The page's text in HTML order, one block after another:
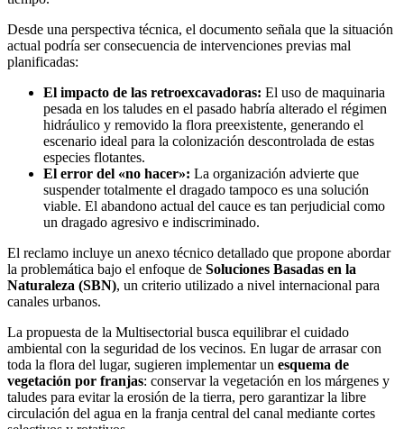
​Desde una perspectiva técnica, el documento señala que la situación
actual podría ser consecuencia de intervenciones previas mal
planificadas:
El impacto de las retroexcavadoras: El uso de maquinaria
pesada en los taludes en el pasado habría alterado el régimen
hidráulico y removido la flora preexistente, generando el
escenario ideal para la colonización descontrolada de estas
especies flotantes.
El error del «no hacer»: La organización advierte que
suspender totalmente el dragado tampoco es una solución
viable. El abandono actual del cauce es tan perjudicial como
un dragado agresivo e indiscriminado.
​El reclamo incluye un anexo técnico detallado que propone abordar
la problemática bajo el enfoque de Soluciones Basadas en la
Naturaleza (SBN), un criterio utilizado a nivel internacional para
canales urbanos.
​La propuesta de la Multisectorial busca equilibrar el cuidado
ambiental con la seguridad de los vecinos. En lugar de arrasar con
toda la flora del lugar, sugieren implementar un esquema de
vegetación por franjas: conservar la vegetación en los márgenes y
taludes para evitar la erosión de la tierra, pero garantizar la libre
circulación del agua en la franja central del canal mediante cortes